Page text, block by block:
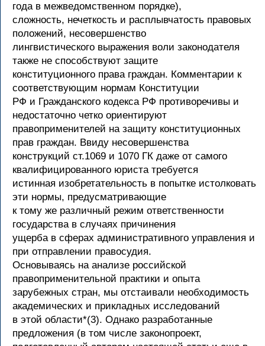
года в межведомственном порядке),
сложность, нечеткость и расплывчатость правовых
положений, несовершенство
лингвистического выражения воли законодателя
также не способствуют защите
конституционного права граждан. Комментарии к
соответствующим нормам Конституции
РФ и Гражданского кодекса РФ противоречивы и
недостаточно четко ориентируют
правоприменителей на защиту конституционных
прав граждан. Ввиду несовершенства
конструкций ст.1069 и 1070 ГК даже от самого
квалифицированного юриста требуется
истинная изобретательность в попытке истолковать
эти нормы, предусматривающие
к тому же различный режим ответственности
государства в случаях причинения
ущерба в сферах административного управления и
при отправлении правосудия.
Основываясь на анализе российской
правоприменительной практики и опыта
зарубежных стран, мы отстаивали необходимость
академических и прикладных исследований
в этой области*(3). Однако разработанные
предложения (в том числе законопроект,